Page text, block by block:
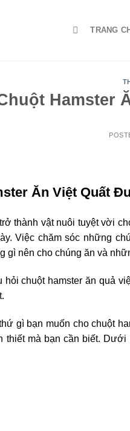
TRANG
Hamster
Ăn Việt Quất
thành vật nuôi tuyệt vời
Việc chăm sóc những
gì nên cho chúng ăn và
hỏi chuột hamster ăn quả
gì bạn muốn cho chuột
thiết mà bạn cần biết.